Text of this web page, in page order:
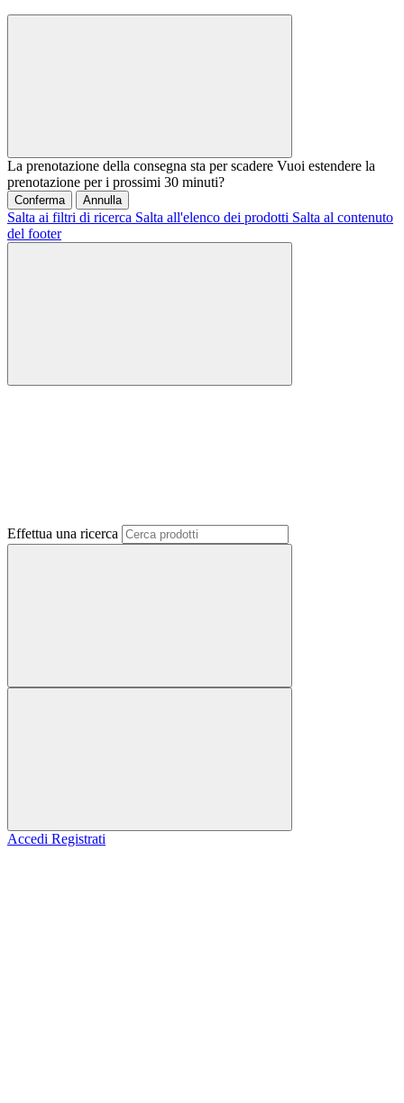
La prenotazione della consegna sta per scadere Vuoi estendere la
prenotazione per i prossimi 30 minuti?
Conferma Annulla
Salta ai filtri di ricerca Salta all'elenco dei prodotti Salta al contenuto
del footer
Effettua una ricerca
Accedi Registrati